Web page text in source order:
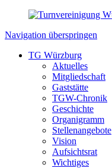
Navigation überspringen
TG Würzburg
Aktuelles
Mitgliedschaft
Gaststätte
TGW-Chronik
Geschichte
Organigramm
Stellenangebote
Vision
Aufsichtsrat
Wichtiges